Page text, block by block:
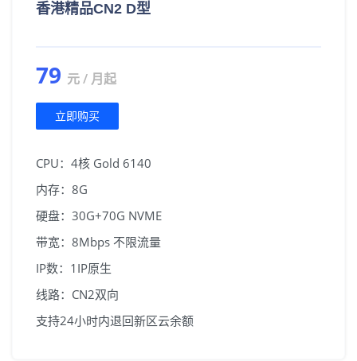
香港精品CN2 D型
79 元 / 月起
立即购买
CPU：4核 Gold 6140
内存：8G
硬盘：30G+70G NVME
带宽：8Mbps 不限流量
IP数：1IP原生
线路：CN2双向
支持24小时内退回新区云余额